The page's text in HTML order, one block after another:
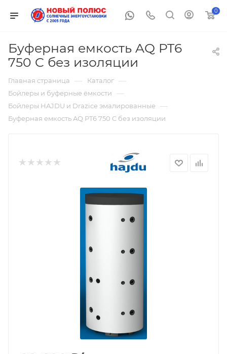
0
Буферная емкость AQ PT6
750 C без изоляции
Главная страница — Каталог —
Бойлеры и буферные ёмкости —
Бойлеры HAJDU и Drazice эмалированные —
Буферная емкость AQ PT6 750 C без изоляции